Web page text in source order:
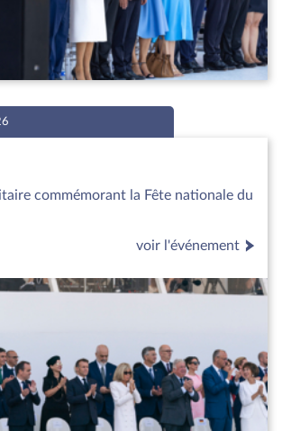
commémorant la Fête nationale du
voir l'événement